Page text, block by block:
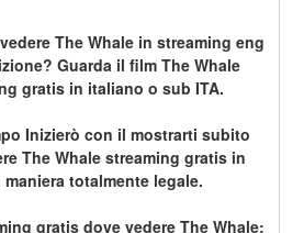
The Whale in streaming eng
Guarda il film The Whale
gratis in italiano o sub ITA.
Inizierò con il mostrarti subito
The Whale streaming gratis in
totalmente legale.
gratis dove vedere The Whale: